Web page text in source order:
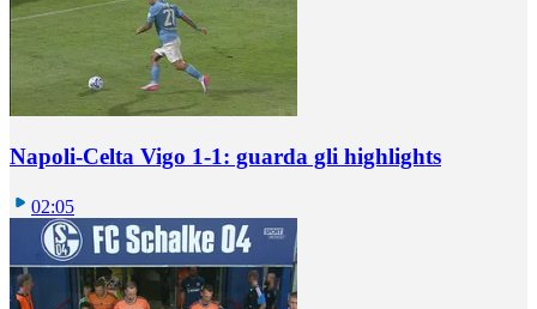
Napoli-Celta Vigo 1-1: guarda gli highlights
02:05